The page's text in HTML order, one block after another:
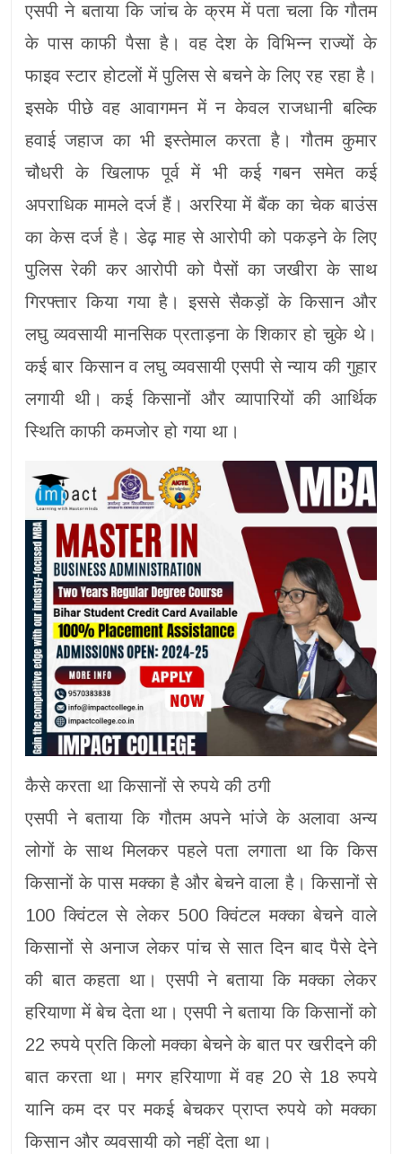
एसपी ने बताया कि जांच के क्रम में पता चला कि गौतम
के पास काफी पैसा है। वह देश के विभिन्न राज्यों के
फाइव स्टार होटलों में पुलिस से बचने के लिए रह रहा है।
इसके पीछे वह आवागमन में न केवल राजधानी बल्कि
हवाई जहाज का भी इस्तेमाल करता है। गौतम कुमार
चौधरी के खिलाफ पूर्व में भी कई गबन समेत कई
अपराधिक मामले दर्ज हैं। अररिया में बैंक का चेक बाउंस
का केस दर्ज है। डेढ़ माह से आरोपी को पकड़ने के लिए
पुलिस रेकी कर आरोपी को पैसों का जखीरा के साथ
गिरफ्तार किया गया है। इससे सैकड़ों के किसान और
लघु व्यवसायी मानसिक प्रताड़ना के शिकार हो चुके थे।
कई बार किसान व लघु व्यवसायी एसपी से न्याय की गुहार
लगायी थी। कई किसानों और व्यापारियों की आर्थिक
स्थिति काफी कमजोर हो गया था।
कैसे करता था किसानों से रुपये की ठगी
एसपी ने बताया कि गौतम अपने भांजे के अलावा अन्य
लोगों के साथ मिलकर पहले पता लगाता था कि किस
किसानों के पास मक्का है और बेचने वाला है। किसानों से
100 क्विंटल से लेकर 500 क्विंटल मक्का बेचने वाले
किसानों से अनाज लेकर पांच से सात दिन बाद पैसे देने
की बात कहता था। एसपी ने बताया कि मक्का लेकर
हरियाणा में बेच देता था। एसपी ने बताया कि किसानों को
22 रुपये प्रति किलो मक्का बेचने के बात पर खरीदने की
बात करता था। मगर हरियाणा में वह 20 से 18 रुपये
यानि कम दर पर मकई बेचकर प्राप्त रुपये को मक्का
किसान और व्यवसायी को नहीं देता था।